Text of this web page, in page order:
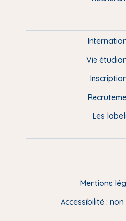
i
g
Vie
Les
Mentions
Accessibilité :